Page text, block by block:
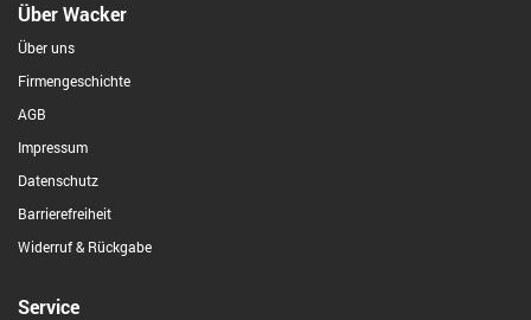
Über Wacker
Über uns
Firmengeschichte
AGB
Impressum
Datenschutz
Barrierefreiheit
Widerruf & Rückgabe
Service